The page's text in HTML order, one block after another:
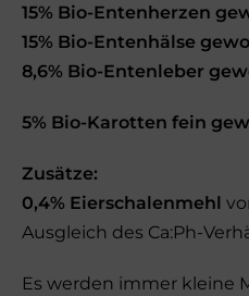
15% Bio-Entenherzen
15% Bio-Entenhälse
8,6% Bio-Entenleber
5% Bio-Karotten fein
Zusätze:
0,4% Eierschalenmehl
Ausgleich des Ca:Ph-
Es werden immer kleine